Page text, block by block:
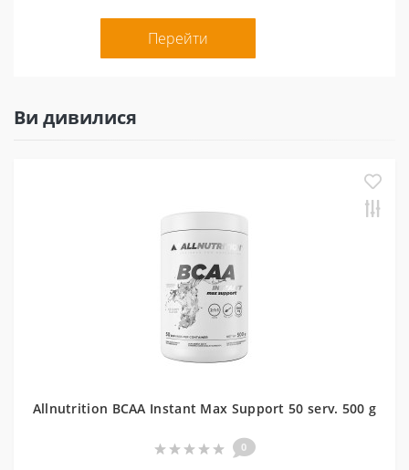
Перейти
Ви дивилися
Allnutrition BCAA Instant Max Support 50 serv. 500 g
0